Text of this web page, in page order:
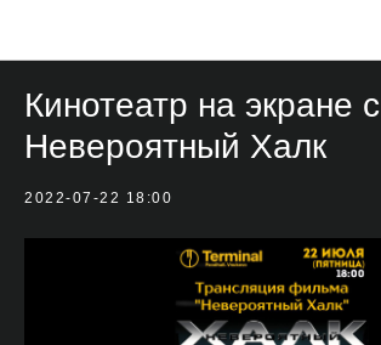
Кинотеатр на экране
Невероятный Халк
2022-07-22 18:00